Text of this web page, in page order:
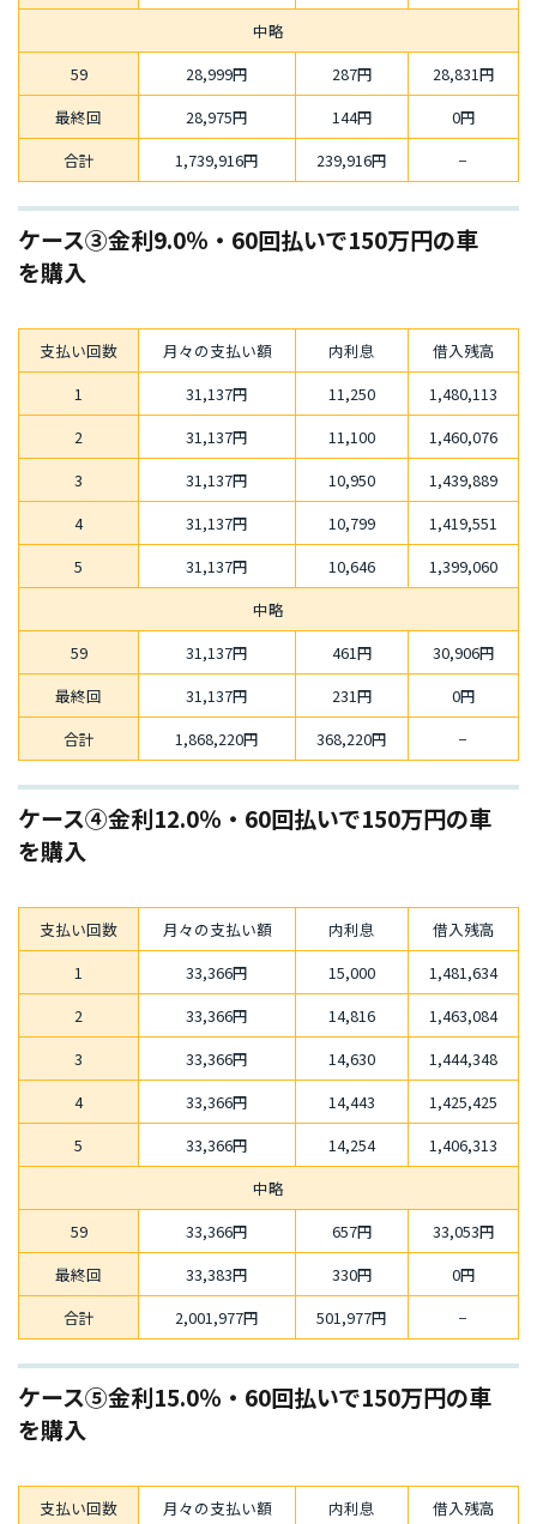
中略
59
28,999円 287円
28,831円
最終回
28,975円 144円
0円
合計
1,739,916円 239,916円 −
ケース③金利9.0％・60回払いで150万円の車
を購入
支払い回数 月々の支払い額 内利息
借入残高
1
31,137円 11,250
1,480,113
2
31,137円 11,100
1,460,076
3
31,137円 10,950
1,439,889
4
31,137円 10,799
1,419,551
5
31,137円 10,646
1,399,060
中略
59
31,137円 461円
30,906円
最終回
31,137円 231円
0円
合計
1,868,220円 368,220円 −
ケース④金利12.0％・60回払いで150万円の車
を購入
支払い回数 月々の支払い額 内利息
借入残高
1
33,366円 15,000
1,481,634
2
33,366円 14,816
1,463,084
3
33,366円 14,630
1,444,348
4
33,366円 14,443
1,425,425
5
33,366円 14,254
1,406,313
中略
59
33,366円 657円
33,053円
最終回
33,383円 330円
0円
合計
2,001,977円 501,977円 −
ケース⑤金利15.0％・60回払いで150万円の車
を購入
支払い回数 月々の支払い額 内利息
借入残高